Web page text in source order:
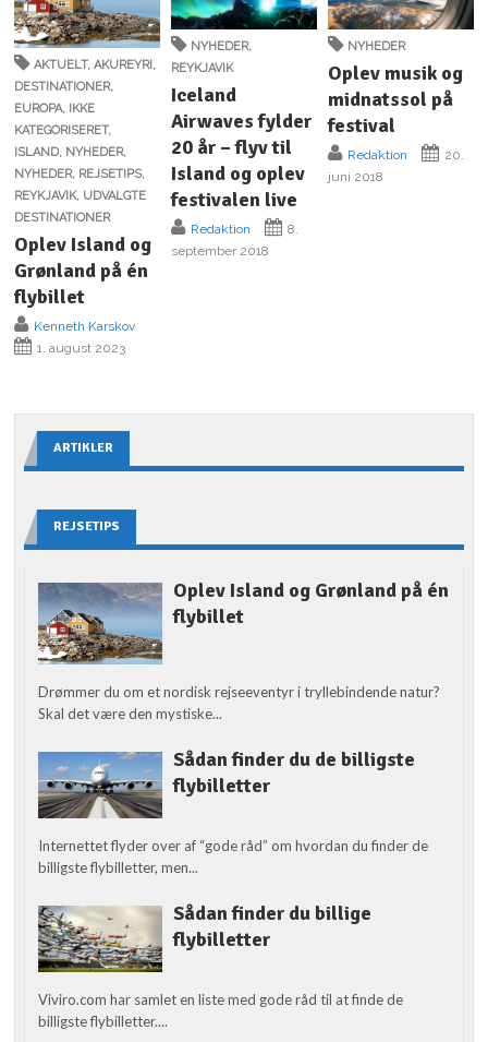
AKTUELT,AKUREYRI,
DESTINATIONER,
EUROPA, IKKE
KATEGORISERET,
ISLAND, NYHEDER,
NYHEDER, REJSETIPS,
REYKJAVIK, UDVALGTE
DESTINATIONER
Oplev Island og
Grønland på én
flybillet
Kenneth Karskov
1. august 2023
NYHEDER,
REYKJAVIK
Iceland
Airwaves fylder
20 år – flyv til
Island og oplev
festivalen live
Redaktion
8.
september 2018
NYHEDER
Oplev musik og
midnatssol på
festival
Redaktion
20.
juni 2018
ARTIKLER
REJSETIPS
Oplev Island og Grønland på én
flybillet
Drømmer du om et nordisk rejseeventyr i tryllebindende natur?
Skal det være den mystiske...
Sådan finder du de billigste
flybilletter
Internettet flyder over af “gode råd” om hvordan du finder de
billigste flybilletter, men...
Sådan finder du billige
flybilletter
Viviro.com har samlet en liste med gode råd til at finde de
billigste flybilletter....